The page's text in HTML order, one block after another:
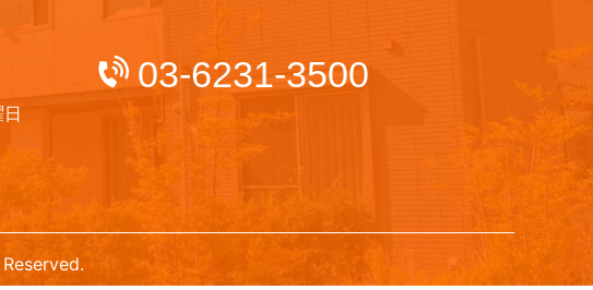
03-6231-3500